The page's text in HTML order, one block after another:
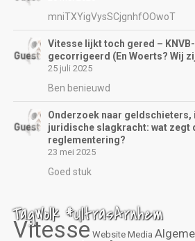
mniTXYigVysSCjgnhfOOwoT
Vitesse lijkt toch gered –
gecorrigeerd (En Woerts? Wij
25 juli 2025
Ben benieuwd
Onderzoek naar geldschieters,
juridische slagkracht: wat zegt
reglementering?
23 mei 2025
Goed stuk
TagWolk #UltrasArnhem
Vitesse Website Media